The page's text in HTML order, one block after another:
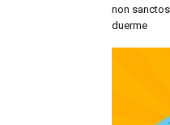
non
duerme